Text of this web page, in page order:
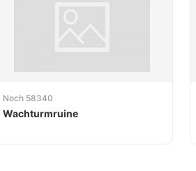
Noch 58340
Wachturmruine